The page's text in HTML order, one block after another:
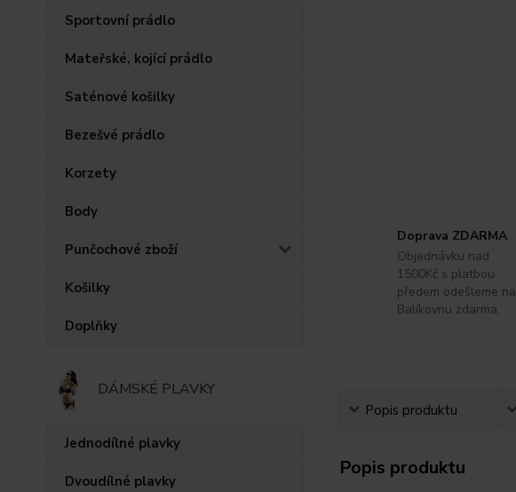
Sportovní prádlo
Mateřské, kojící prádlo
Saténové košilky
Bezešvé prádlo
Korzety
Body
Punčochové zboží
Košilky
Doplňky
DÁMSKÉ PLAVKY
Jednodílné plavky
Dvoudílné plavky
Doprava ZDARMA
Objednávku nad
1500Kč s platbou
předem odešleme na
Balíkovnu zdarma.
Popis produktu
Popis produktu